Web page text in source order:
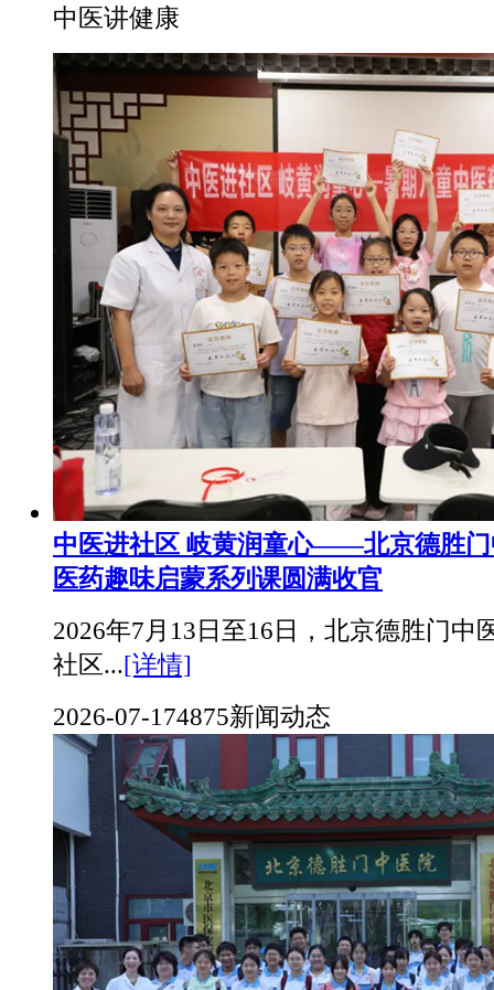
中医讲健康
中医进社区 岐黄润童心——北京德胜门
医药趣味启蒙系列课圆满收官
2026年7月13日至16日，北京德胜门中
社区...[详情]
2026-07-174875新闻动态